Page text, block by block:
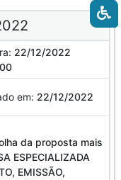
22/12/2022
em: 22/12/2022
da proposta mais
ESPECIALIZADA
EMISSÃO,